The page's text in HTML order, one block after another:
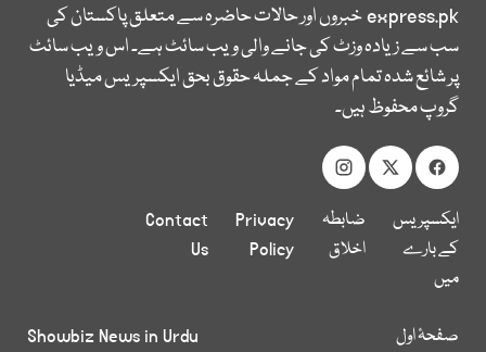
express.pkخبروں اور حالات حاضرہ سے متعلق پاکستان کی
سب سے زیادہ وزٹ کی جانے والی ویب سائٹ ہے۔ اس ویب سائٹ
پر شائع شدہ تمام مواد کے جملہ حقوق بحق ایکسپریس میڈیا
گروپ محفوظ ہیں۔
ایکسپریس
کے بارے
میں
ضابطہ
اخلاق
Privacy
Policy
Contact
Us
صفحۂ اول
Showbiz News in Urdu